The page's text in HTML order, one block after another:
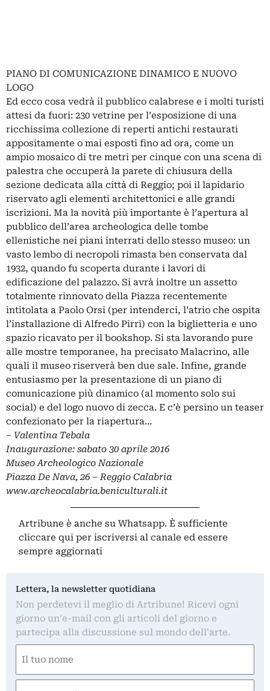
PIANO DI COMUNICAZIONE DINAMICO E NUOVO
LOGO
Ed ecco cosa vedrà il pubblico calabrese e i molti turisti
attesi da fuori: 230 vetrine per l’esposizione di una
ricchissima collezione di reperti antichi restaurati
appositamente o mai esposti fino ad ora, come un
ampio mosaico di tre metri per cinque con una scena di
palestra che occuperà la parete di chiusura della
sezione dedicata alla città di Reggio; poi il lapidario
riservato agli elementi architettonici e alle grandi
iscrizioni. Ma la novità più importante è l’apertura al
pubblico dell’area archeologica delle tombe
ellenistiche nei piani interrati dello stesso museo: un
vasto lembo di necropoli rimasta ben conservata dal
1932, quando fu scoperta durante i lavori di
edificazione del palazzo. Si avrà inoltre un assetto
totalmente rinnovato della Piazza recentemente
intitolata a Paolo Orsi (per intenderci, l’atrio che ospita
l’installazione di Alfredo Pirri) con la biglietteria e uno
spazio ricavato per il bookshop. Si sta lavorando pure
alle mostre temporanee, ha precisato Malacrino, alle
quali il museo riserverà ben due sale. Infine, grande
entusiasmo per la presentazione di un piano di
comunicazione più dinamico (al momento solo sui
social) e del logo nuovo di zecca. E c’è persino un teaser
confezionato per la riapertura…
– Valentina Tebala
Inaugurazione: sabato 30 aprile 2016
Museo Archeologico Nazionale
Piazza De Nava, 26 – Reggio Calabria
www.archeocalabria.beniculturali.it
Artribune è anche su Whatsapp. È sufficiente
cliccare qui per iscriversi al canale ed essere
sempre aggiornati
Lettera, la newsletter quotidiana
Non perdetevi il meglio di Artribune! Ricevi ogni
giorno un'e-mail con gli articoli del giorno e
partecipa alla discussione sul mondo dell'arte.
(Obbligatorio)
Nome